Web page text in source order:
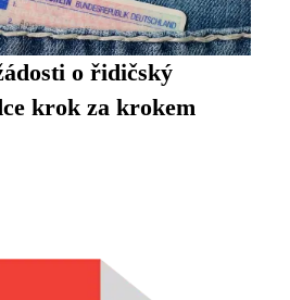
o řidičský
krok za krokem